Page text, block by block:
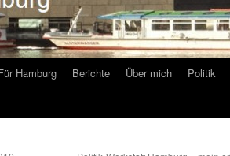
Hamburg Berichte Über mich Politik